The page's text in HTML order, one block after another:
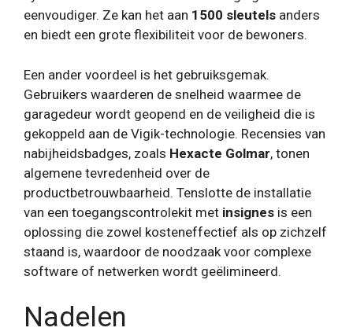
eenvoudiger. Ze kan het aan 1500 sleutels anders
en biedt een grote flexibiliteit voor de bewoners.
Een ander voordeel is het gebruiksgemak.
Gebruikers waarderen de snelheid waarmee de
garagedeur wordt geopend en de veiligheid die is
gekoppeld aan de Vigik-technologie. Recensies van
nabijheidsbadges, zoals Hexacte Golmar, tonen
algemene tevredenheid over de
productbetrouwbaarheid. Tenslotte de installatie
van een toegangscontrolekit met insignes is een
oplossing die zowel kosteneffectief als op zichzelf
staand is, waardoor de noodzaak voor complexe
software of netwerken wordt geëlimineerd.
Nadelen